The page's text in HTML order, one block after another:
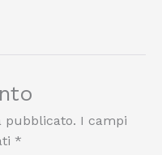
pubblicato. I campi
*